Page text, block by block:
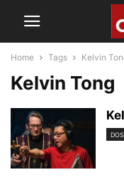
Home Tags Kelvin
Kelvin Tong